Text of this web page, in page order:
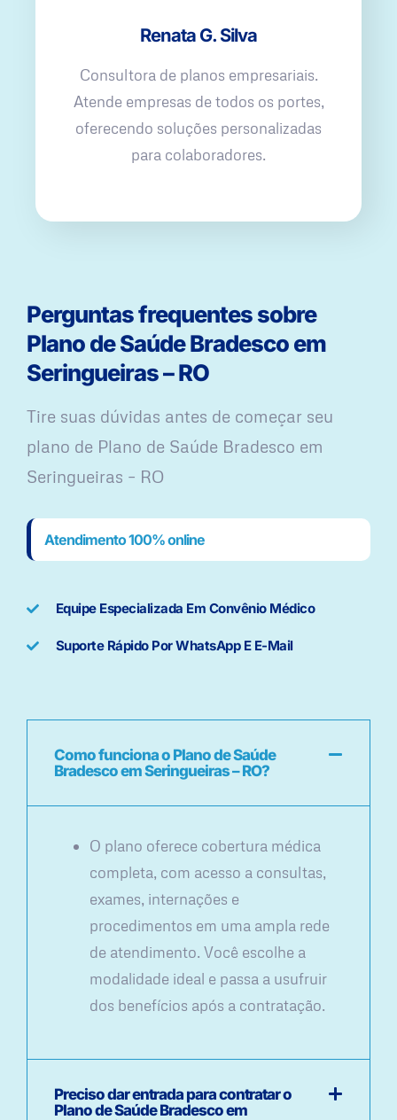
Renata G. Silva
Consultora de planos empresariais.
Atende empresas de todos os portes,
oferecendo soluções personalizadas
para colaboradores.
Perguntas frequentes sobre
Plano de Saúde Bradesco em
Seringueiras – RO
Tire suas dúvidas antes de começar seu
plano ​de Plano de Saúde Bradesco em
Seringueiras – RO
Atendimento 100% online
Equipe Especializada Em Convênio Médico
Suporte Rápido Por WhatsApp E E-Mail
Como funciona o Plano de Saúde
Bradesco em Seringueiras – RO?
O plano oferece cobertura médica
completa, com acesso a consultas,
exames, internações e
procedimentos em uma ampla rede
de atendimento. Você escolhe a
modalidade ideal e passa a usufruir
dos benefícios após a contratação.
Preciso dar entrada para contratar o
Plano de Saúde Bradesco em